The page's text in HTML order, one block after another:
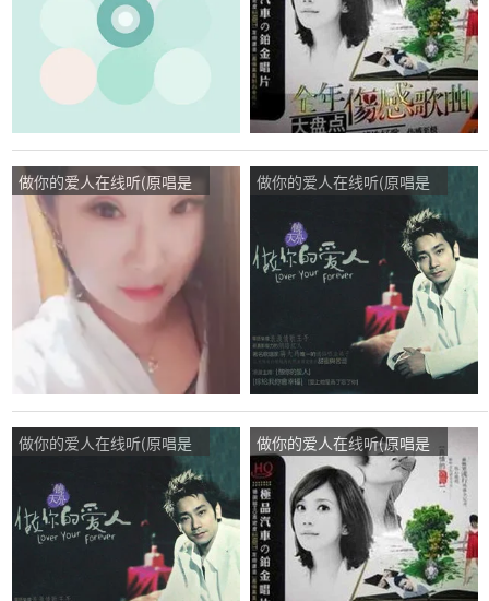
做你的爱人在线听(原唱是
柳影虹)，最熟悉的陌生人
演唱点播:75次
做你的爱人在线听(原唱是
饶天亮)，笑看风云演唱点
播:64次
做你的爱人在线听(原唱是
饶天亮)，花香蝶恋。演唱
点播:21次
做你的爱人在线听(原唱是
饶天亮)，褪色の記憶演唱
点播:37次